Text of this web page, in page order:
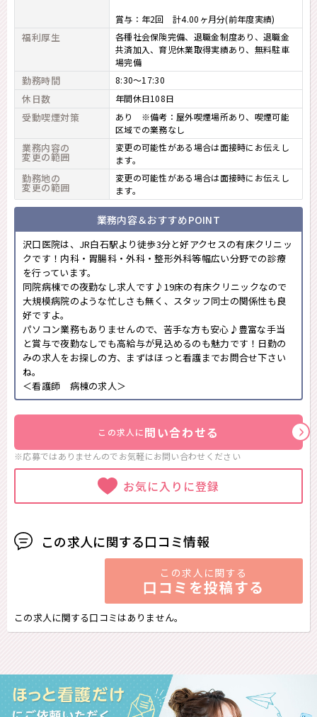
賞与：年2回 計4.00ヶ月分(前年度実績)
福利厚生
各種社会保険完備、退職金制度あり、退職金
共済加入、育児休業取得実績あり、無料駐車
場完備
勤務時間 8:30～17:30
休日数 年間休日108日
受動喫煙対策
あり ※備考：屋外喫煙場所あり、喫煙可能
区域での業務なし
業務内容の
変更の範囲
変更の可能性がある場合は面接時にお伝えし
ます。
勤務地の
変更の範囲
変更の可能性がある場合は面接時にお伝えし
ます。
業務内容＆おすすめPOINT
沢口医院は、JR白石駅より徒歩3分と好アクセスの有床クリニッ
クです！内科・胃腸科・外科・整形外科等幅広い分野での診療
を行っています。
同院病棟での夜勤なし求人です♪19床の有床クリニックなので
大規模病院のような忙しさも無く、スタッフ同士の関係性も良
好ですよ。
パソコン業務もありませんので、苦手な方も安心♪豊富な手当
と賞与で夜勤なしでも高給与が見込めるのも魅力です！日勤の
みの求人をお探しの方、まずはほっと看護までお問合せ下さい
ね。
＜看護師 病棟の求人＞
この求人に問い合わせる
※応募ではありませんのでお気軽にお問い合わせください
お気に入りに登録
この求人に関する口コミ情報
この求人に関する
口コミを投稿する
この求人に関する口コミはありません。